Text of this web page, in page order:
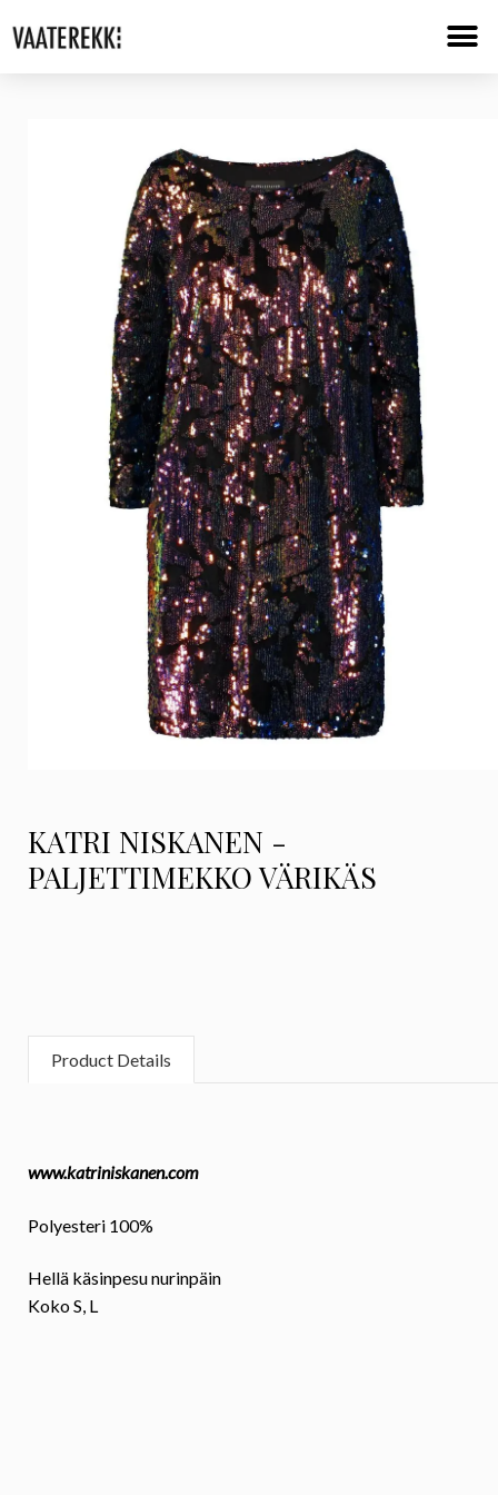
KATRI NISKANEN -
PALJETTIMEKKO VÄRIKÄS
Product Details
www.katriniskanen.com
Polyesteri 100%
Hellä käsinpesu nurinpäin
KokoS, L